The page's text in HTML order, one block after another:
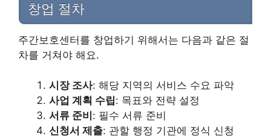
창업 절차
주간보호센터를 창업하기 위해서는 다음과 같은 절
차를 거쳐야 해요.
시장 조사: 해당 지역의 서비스 수요 파악
사업 계획 수립: 목표와 전략 설정
서류 준비 : 필수 서류 준비
신청서 제출: 관할 행정 기관에 정식 신청